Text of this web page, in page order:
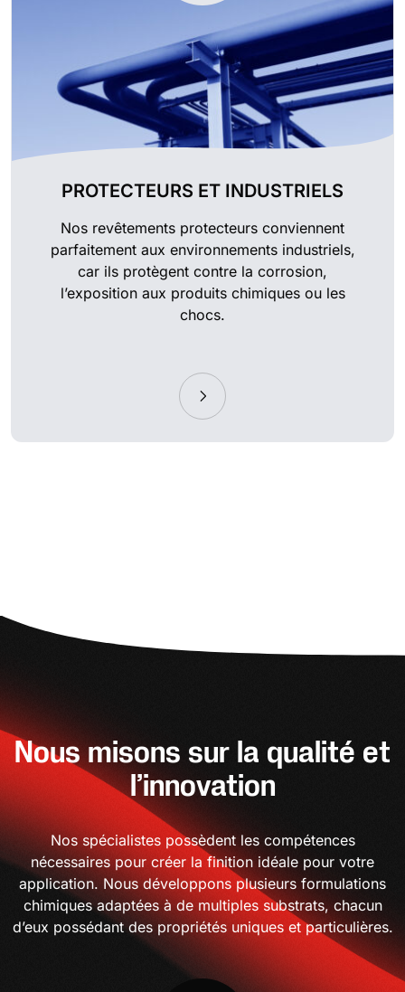
PROTECTEURS ET INDUSTRIELS
Nos revêtements protecteurs conviennent
parfaitement aux environnements industriels,
car ils protègent contre la corrosion,
l’exposition aux produits chimiques ou les
chocs.
Nous misons sur la qualité et
l’innovation
Nos spécialistes possèdent les compétences
nécessaires pour créer la finition idéale pour votre
application. Nous développons plusieurs formulations
chimiques adaptées à de multiples substrats, chacun
d’eux possédant des propriétés uniques et particulières.